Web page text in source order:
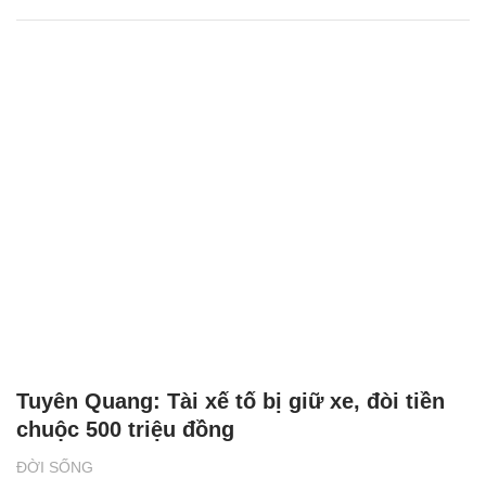
ĐỜI SỐNG
Tuyên Quang: Tài xế tố bị giữ xe, đòi tiền
chuộc 500 triệu đồng